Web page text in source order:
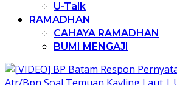
U-Talk
RAMADHAN
CAHAYA RAMADHAN
BUMI MENGAJI